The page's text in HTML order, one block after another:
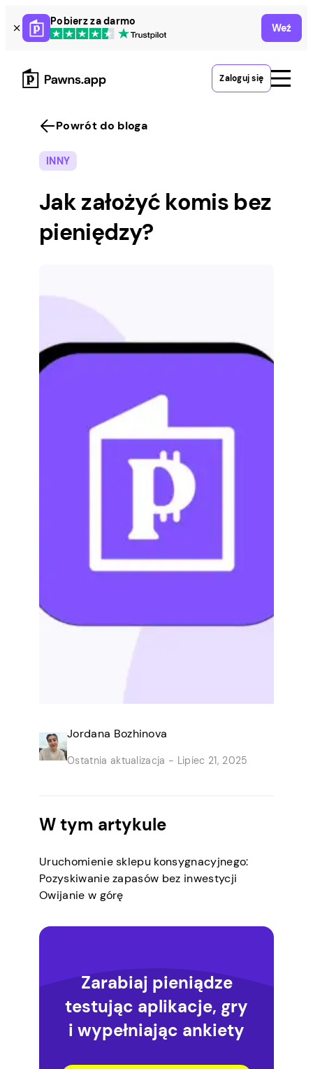
Skip
to
content
Pobierz za darmo
Weź
Zaloguj się
Powrót do bloga
INNY
Jak założyć komis bez
pieniędzy?
Jordana Bozhinova
Ostatnia aktualizacja - Lipiec 21, 2025
W tym artykule
Uruchomienie sklepu konsygnacyjnego:
Pozyskiwanie zapasów bez inwestycji
Owijanie w górę
Zarabiaj pieniądze
testując aplikacje, gry
i wypełniając ankiety